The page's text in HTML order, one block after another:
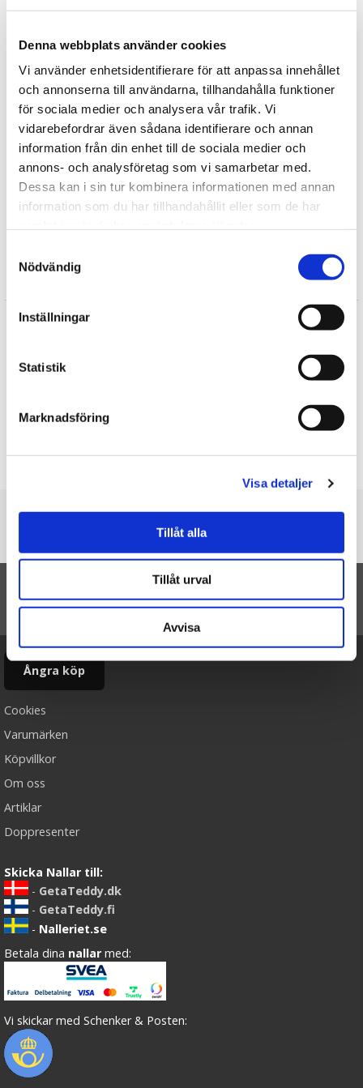
Denna webbplats använder cookies
Vi använder enhetsidentifierare för att anpassa innehållet
och annonserna till användarna, tillhandahålla funktioner
för sociala medier och analysera vår trafik. Vi
vidarebefordrar även sådana identifierare och annan
information från din enhet till de sociala medier och
annons- och analysföretag som vi samarbetar med.
Dessa kan i sin tur kombinera informationen med annan
information som du har tillhandahållit eller som de har
Nödvändig
Inställningar
Statistik
Marknadsföring
Visa detaljer
Tillåt alla
Tillåt urval
Avvisa
genom insamling av PET-flaskor.
Tvättråd: Använd en fuktad trasa för att torka av nallen och
borsta sedan dess päls när nallen är helt torr.
Tipsa
Upptäck mer
Mjukisdjur
Wild Republic Mjuka Djur
Bondgårdsdjur
Gosedjur
Så otroligt fint gosedjur. Wild Republics gosedjur har en väldigt
Du är här
Startsidan
TILL TOPPEN
Ångra köp
Cookies
Varumärken
Köpvillkor
Om oss
Artiklar
Doppresenter
Skicka Nallar till:
- GetaTeddy.dk
- GetaTeddy.fi
- Nalleriet.se
Betala dina nallar med:
Vi skickar med Schenker & Posten: